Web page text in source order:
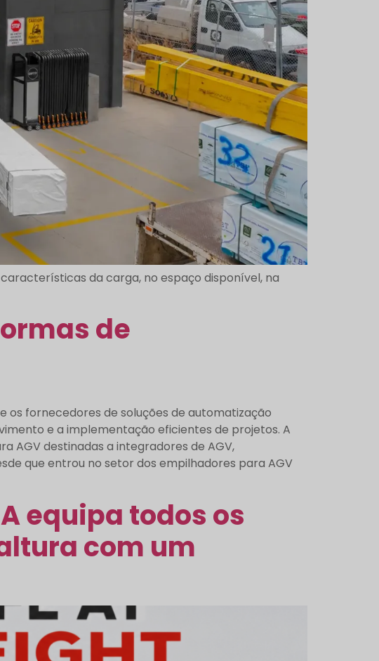
da carga, no espaço disponível, na
de
os fornecedores de soluções de automatização
e a implementação eficientes de projetos. A
AGV destinadas a integradores de AGV,
que entrou no setor dos empilhadores para AGV
equipa todos os
com um